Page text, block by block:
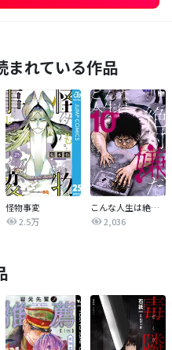
まれている作品
怪物事変
2.5万
こんな人生は絶対嫌だ
2,036